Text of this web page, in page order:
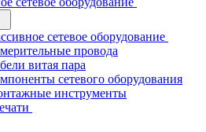
сетевое оборудование
провода
витая пара
сетевого оборудования
инструменты